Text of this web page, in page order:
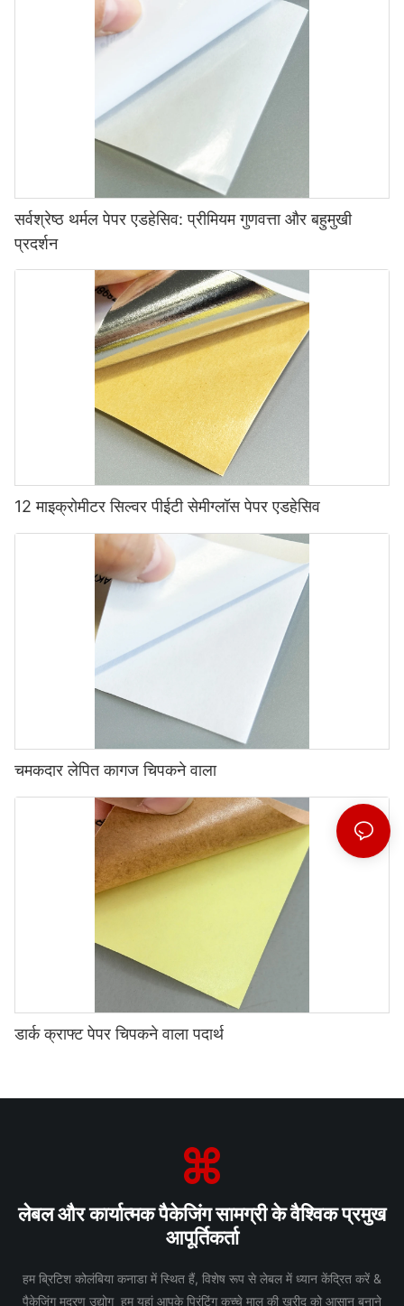
सर्वश्रेष्ठ थर्मल पेपर एडहेसिव: प्रीमियम गुणवत्ता और बहुमुखी
प्रदर्शन
12 माइक्रोमीटर सिल्वर पीईटी सेमीग्लॉस पेपर एडहेसिव
चमकदार लेपित कागज चिपकने वाला
डार्क क्राफ्ट पेपर चिपकने वाला पदार्थ
लेबल और कार्यात्मक पैकेजिंग सामग्री के वैश्विक प्रमुख
आपूर्तिकर्ता
हम ब्रिटिश कोलंबिया कनाडा में स्थित हैं, विशेष रूप से लेबल में ध्यान केंद्रित करें &
पैकेजिंग मुद्रण उद्योग हम यहां आपके प्रिंटिंग कच्चे माल की खरीद को आसान बनाने